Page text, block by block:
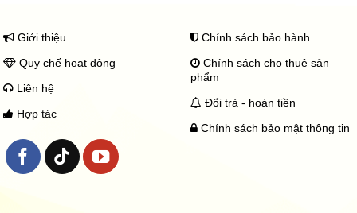
Giới thiệu
Quy chế hoạt động
Liên hệ
Hợp tác
Chính sách bảo hành
Chính sách cho thuê sản
phẩm
Đổi trả - hoàn tiền
Chính sách bảo mật thông tin